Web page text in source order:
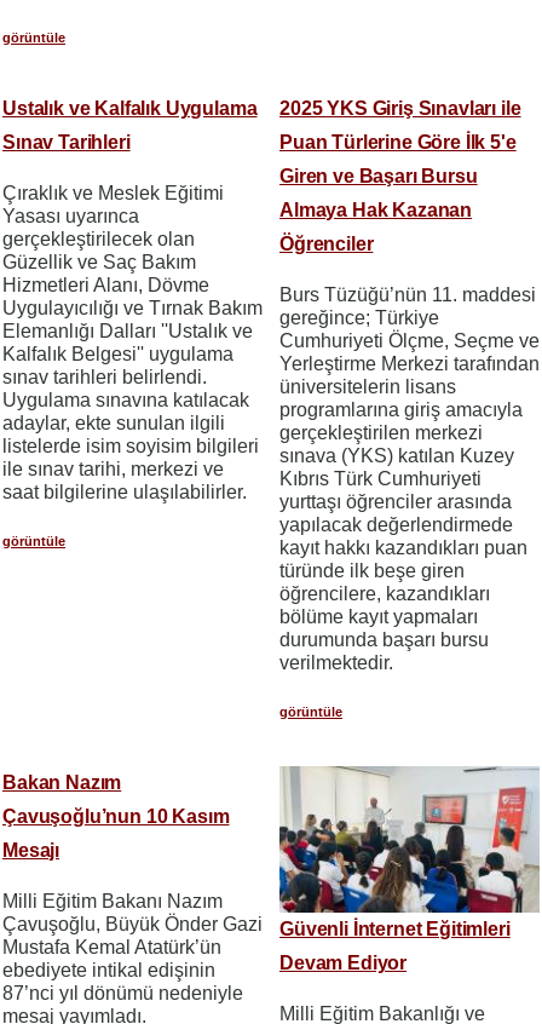
görüntüle
Ustalık ve Kalfalık Uygulama
Sınav Tarihleri
Çıraklık ve Meslek Eğitimi
Yasası uyarınca
gerçekleştirilecek olan
Güzellik ve Saç Bakım
Hizmetleri Alanı, Dövme
Uygulayıcılığı ve Tırnak Bakım
Elemanlığı Dalları ''Ustalık ve
Kalfalık Belgesi'' uygulama
sınav tarihleri belirlendi.
Uygulama sınavına katılacak
adaylar, ekte sunulan ilgili
listelerde isim soyisim bilgileri
ile sınav tarihi, merkezi ve
saat bilgilerine ulaşılabilirler.
görüntüle
2025 YKS Giriş Sınavları ile
Puan Türlerine Göre İlk 5'e
Giren ve Başarı Bursu
Almaya Hak Kazanan
Öğrenciler
Burs Tüzüğü’nün 11. maddesi
gereğince; Türkiye
Cumhuriyeti Ölçme, Seçme ve
Yerleştirme Merkezi tarafından
üniversitelerin lisans
programlarına giriş amacıyla
gerçekleştirilen merkezi
sınava (YKS) katılan Kuzey
Kıbrıs Türk Cumhuriyeti
yurttaşı öğrenciler arasında
yapılacak değerlendirmede
kayıt hakkı kazandıkları puan
türünde ilk beşe giren
öğrencilere, kazandıkları
bölüme kayıt yapmaları
durumunda başarı bursu
verilmektedir.
görüntüle
Bakan Nazım
Çavuşoğlu’nun 10 Kasım
Mesajı
Milli Eğitim Bakanı Nazım
Çavuşoğlu, Büyük Önder Gazi
Mustafa Kemal Atatürk’ün
ebediyete intikal edişinin
87’nci yıl dönümü nedeniyle
mesaj yayımladı.
Güvenli İnternet Eğitimleri
Devam Ediyor
Milli Eğitim Bakanlığı ve